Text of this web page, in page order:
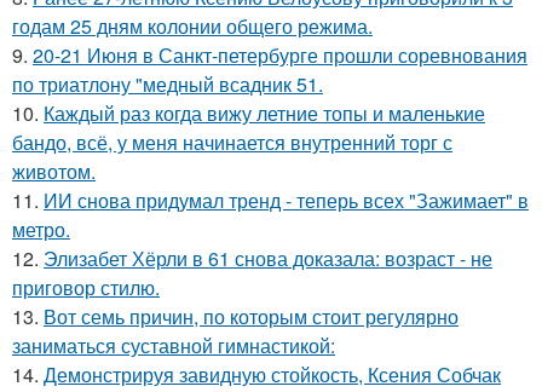
годам 25 дням колонии общего режима.
9. 20-21 Июня в Санкт-петербурге прошли соревнования
по триатлону "медный всадник 51.
10. Каждый раз когда вижу летние топы и маленькие
бандо, всё, у меня начинается внутренний торг с
животом.
11. ИИ снова придумал тренд - теперь всех "Зажимает" в
метро.
12. Элизабет Хёрли в 61 снова доказала: возраст - не
приговор стилю.
13. Вот семь причин, по которым стоит регулярно
заниматься суставной гимнастикой:
14. Демонстрируя завидную стойкость, Ксения Собчак